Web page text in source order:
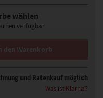
wählen
verfügbar
den Warenkorb
und Ratenkauf möglich
Was ist Klarna?